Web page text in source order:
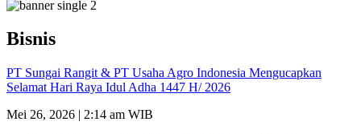
Bisnis
PT Sungai Rangit & PT Usaha Agro Indonesia Mengucapkan
Selamat Hari Raya Idul Adha 1447 H/ 2026
Mei 26, 2026 | 2:14 am WIB